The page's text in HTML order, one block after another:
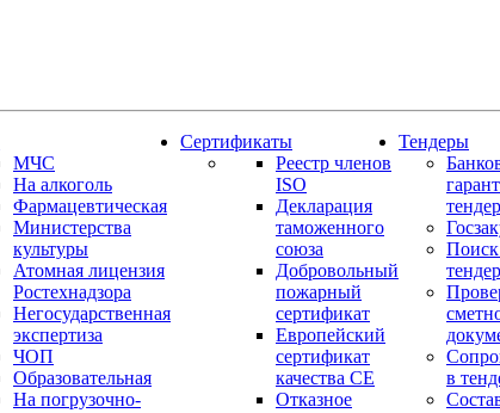
МЧС
На алкоголь
Фармацевтическая
Министерства
культуры
Атомная лицензия
Ростехнадзора
Негосударственная
экспертиза
ЧОП
Образовательная
На погрузочно-
Сертификаты
Реестр членов
ISO
Декларация
таможенного
союза
Добровольный
пожарный
сертификат
Европейский
сертификат
качества СЕ
Отказное
Тендеры
Поиск
в